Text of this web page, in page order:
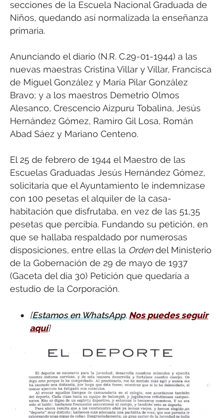
secciones de la Escuela Nacional Graduada de
Niños, quedando así normalizada la enseñanza
primaria.
Anunciando el diario (N.R. C.29-01-1944) a las
nuevas maestras Cristina Villar y Villar, Francisca
de Miguel González y María Pilar González
Bravo; y a los maestros Demetrio Olmos
Alesanco, Crescencio Aizpuru Tobalina, Jesús
Hernández Gómez, Ramiro Gil Losa, Román
Abad Sáez y Mariano Centeno.
El 25 de febrero de 1944 el Maestro de las
Escuelas Graduadas Jesús Hernández Gómez,
solicitaría que el Ayuntamiento le indemnizase
con 100 pesetas el alquiler de la casa-
habitación que disfrutaba, en vez de las 51,35
pesetas que percibía. Fundando su petición, en
que se hallaba respaldado por numerosas
disposiciones, entre ellas la Ordendel Ministerio
de la Gobernación de 29 de mayo de 1937
(Gaceta del día 30) Petición que quedaría a
estudio de la Corporación.
[Estamos en WhatsApp. Nos puedes seguir
aquí]